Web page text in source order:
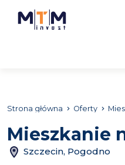
Strona główna Oferty
Mieszkanie
Szczecin, Pogodno